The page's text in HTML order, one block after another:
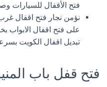
فتح الأقفال للسيارات
نؤمن نجار فتح اقفال
على فتح اقفال الابواب
تبديل اقفال الكويت
فتح قفل باب